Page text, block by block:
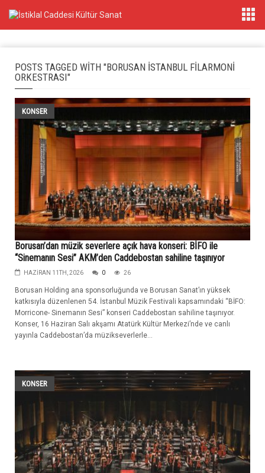
POSTS TAGGED WITH "BORUSAN İSTANBUL FILARMONI
ORKESTRASI"
KONSER
Borusan’dan müzik severlere açık hava konseri: BİFO ile
“Sinemanın Sesi” AKM’den Caddebostan sahiline taşınıyor
HAZIRAN 11TH, 2026 0 26
Borusan Holding ana sponsorluğunda ve Borusan Sanat’ın yüksek
katkısıyla düzenlenen 54. İstanbul Müzik Festivali kapsamındaki “BİFO:
Morricone- Sinemanın Sesi” konseri Caddebostan sahiline taşınıyor.
Konser, 16 Haziran Salı akşamı Atatürk Kültür Merkezi’nde ve canlı
yayınla Caddebostan’da müzikseverlerle...
KONSER